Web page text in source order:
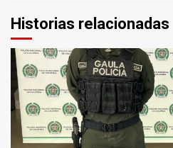
Historias relacionadas